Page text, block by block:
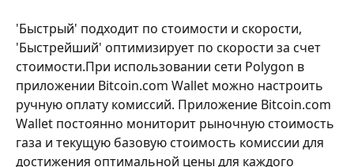
'Быстрый' подходит по стоимости и скорости,
'Быстрейший' оптимизирует по скорости за счет
стоимости.При использовании сети Polygon в
приложении Bitcoin.com Wallet можно настроить
ручную оплату комиссий. Приложение Bitcoin.com
Wallet постоянно мониторит рыночную стоимость
газа и текущую базовую стоимость комиссии для
достижения оптимальной цены для каждого